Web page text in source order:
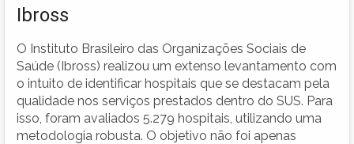
Ibross
O Instituto Brasileiro das Organizações Sociais de
Saúde (Ibross) realizou um extenso levantamento com
o intuito de identificar hospitais que se destacam pela
qualidade nos serviços prestados dentro do SUS. Para
isso, foram avaliados 5.279 hospitais, utilizando uma
metodologia robusta. O objetivo não foi apenas